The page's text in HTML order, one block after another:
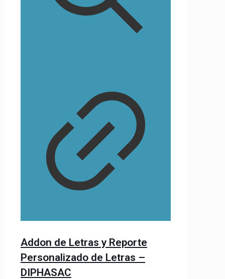
Addon de Letras y Reporte
Personalizado de Letras –
DIPHASAC